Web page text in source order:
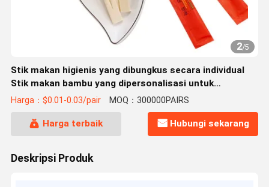
2/5
Stik makan higienis yang dibungkus secara individual
Stik makan bambu yang dipersonalisasi untuk
penggunaan tunggal
Harga：$0.01-0.03/pair MOQ：300000PAIRS
Harga terbaik Hubungi sekarang
Deskripsi Produk